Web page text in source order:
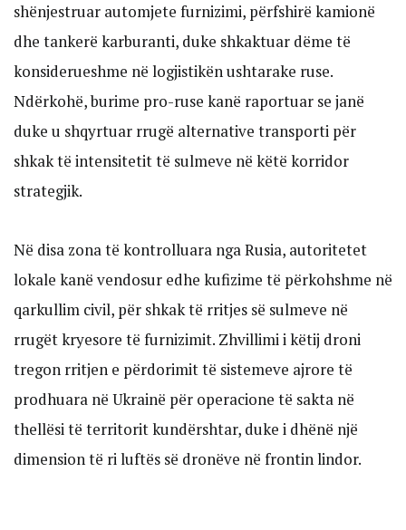
shënjestruar automjete furnizimi, përfshirë kamionë
dhe tankerë karburanti, duke shkaktuar dëme të
konsiderueshme në logjistikën ushtarake ruse.
Ndërkohë, burime pro-ruse kanë raportuar se janë
duke u shqyrtuar rrugë alternative transporti për
shkak të intensitetit të sulmeve në këtë korridor
strategjik.
Në disa zona të kontrolluara nga Rusia, autoritetet
lokale kanë vendosur edhe kufizime të përkohshme në
qarkullim civil, për shkak të rritjes së sulmeve në
rrugët kryesore të furnizimit. Zhvillimi i këtij droni
tregon rritjen e përdorimit të sistemeve ajrore të
prodhuara në Ukrainë për operacione të sakta në
thellësi të territorit kundërshtar, duke i dhënë një
dimension të ri luftës së dronëve në frontin lindor.